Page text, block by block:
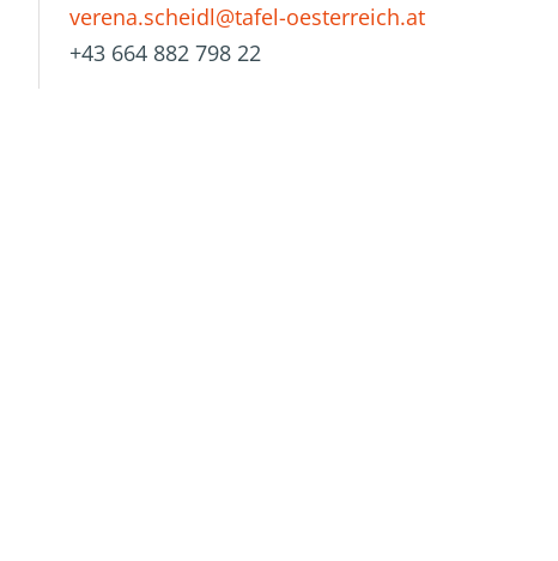
verena.scheidl@tafel-oesterreich.at
+43 664 882 798 22